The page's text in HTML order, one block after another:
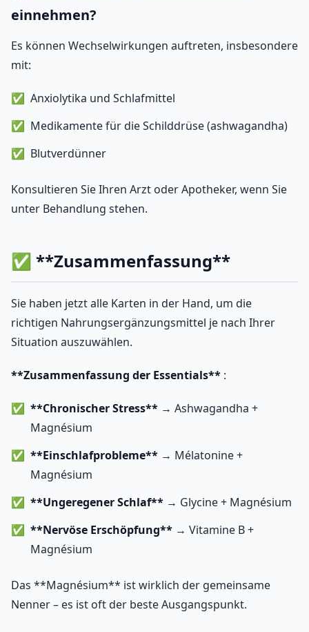
einnehmen?
Es können Wechselwirkungen auftreten, insbesondere
mit:
Anxiolytika und Schlafmittel
Medikamente für die Schilddrüse (ashwagandha)
Blutverdünner
Konsultieren Sie Ihren Arzt oder Apotheker, wenn Sie
unter Behandlung stehen.
✅ **Zusammenfassung**
Sie haben jetzt alle Karten in der Hand, um die
richtigen Nahrungsergänzungsmittel je nach Ihrer
Situation auszuwählen.
**Zusammenfassung der Essentials** :
**Chronischer Stress** → Ashwagandha +
Magnésium
**Einschlafprobleme** → Mélatonine +
Magnésium
**Ungeregener Schlaf** → Glycine + Magnésium
**Nervöse Erschöpfung** → Vitamine B +
Magnésium
Das **Magnésium** ist wirklich der gemeinsame
Nenner – es ist oft der beste Ausgangspunkt.